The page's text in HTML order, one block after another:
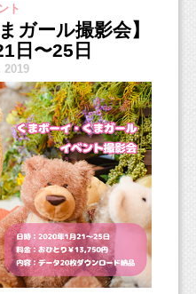
ト
ガール撮影会】
日〜25日
2019